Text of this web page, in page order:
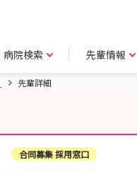
病院検索 先輩情報
先輩詳細
合同募集 採用窓口